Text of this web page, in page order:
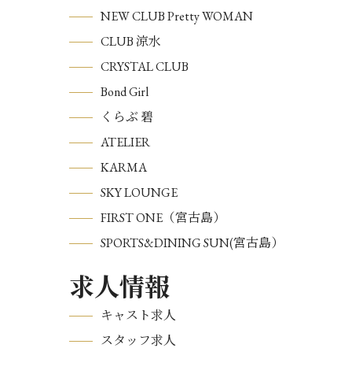
NEW CLUB Pretty WOMAN
CLUB 涼水
CRYSTAL CLUB
Bond Girl
くらぶ 碧
ATELIER
KARMA
SKY LOUNGE
FIRST ONE（宮古島）
SPORTS&DINING SUN(宮古島）
求人情報
キャスト求人
スタッフ求人